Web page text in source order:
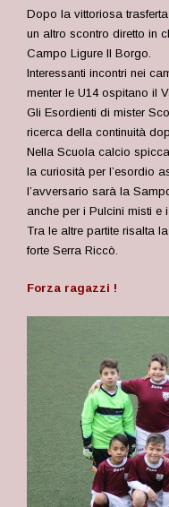
Dopo la vittoriosa
un altro scontro diretto in
Campo Ligure Il Borgo.
Interessanti incontri nei
menter le U14 ospitano il
Gli Esordienti di mister
ricerca della continuità
Nella Scuola calcio
la curiosità per l’esordio
l’avversario sarà la
anche per i Pulcini misti e
Tra le altre partite risalta
forte Serra Riccò.
Forza ragazzi !